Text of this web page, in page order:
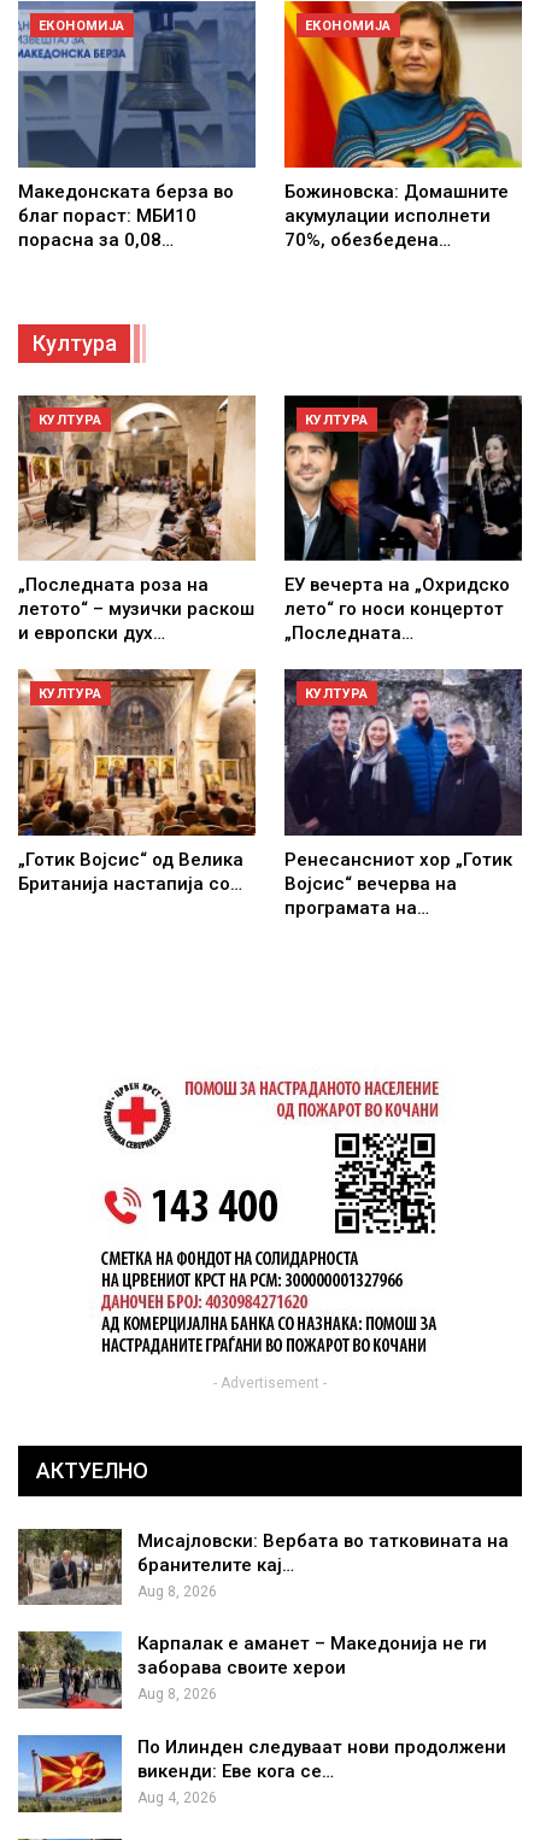
ЕКОНОМИЈА
Македонската берза во
благ пораст: МБИ10
порасна за 0,08…
ЕКОНОМИЈА
Божиновска: Домашните
акумулации исполнети
70%, обезбедена…
Култура
КУЛТУРА
„Последната роза на
летото“ – музички раскош
и европски дух…
КУЛТУРА
ЕУ вечерта на „Охридско
лето“ го носи концертот
„Последната…
КУЛТУРА
„Готик Војсис“ од Велика
Британија настапија со…
КУЛТУРА
Ренесансниот хор „Готик
Војсис“ вечерва на
програмата на…
- Advertisement -
АКТУЕЛНО
Мисајловски: Вербата во татковината на
бранителите кај…
Aug 8, 2026
Карпалак е аманет – Македонија не ги
заборава своите херои
Aug 8, 2026
По Илинден следуваат нови продолжени
викенди: Еве кога се…
Aug 4, 2026